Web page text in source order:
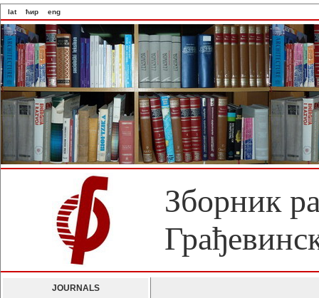
lat ћир eng
Зборник
JOURNALS